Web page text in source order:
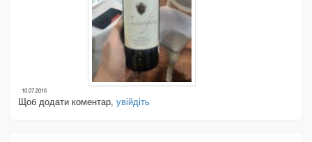
10.07.2016
Щоб додати коментар, увійдіть